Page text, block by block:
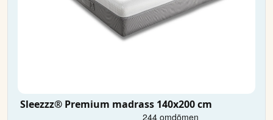
Sleezzz® Premium madrass 140x200 cm